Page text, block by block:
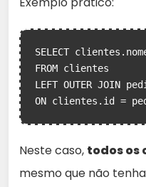
SELECT
FROM clientes
LEFT OUTER JOIN
ON clientes.id =
Neste caso, todos os
mesmo que não